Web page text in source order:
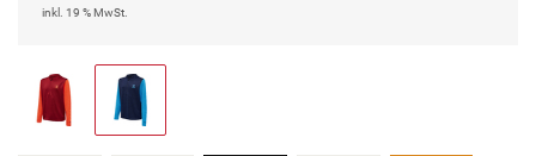
inkl. 19 % MwSt.